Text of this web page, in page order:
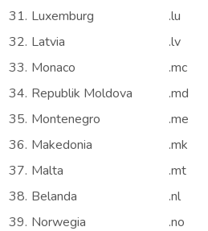
31. Luxemburg
.lu
32. Latvia
.lv
33. Monaco
.mc
34. Republik Moldova
.md
35. Montenegro
.me
36. Makedonia
.mk
37. Malta
.mt
38. Belanda
.nl
39. Norwegia
.no